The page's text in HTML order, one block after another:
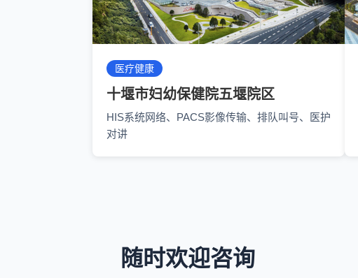
医疗健康
十堰市妇幼保健院五堰院区
HIS系统网络、PACS影像传输、排队叫号、医护
对讲
随时欢迎咨询